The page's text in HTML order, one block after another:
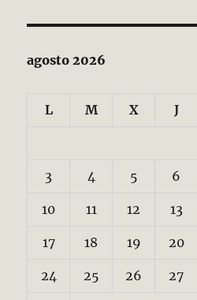
agosto 2026
L M X J
3 4 5 6
10 11 12 13
17 18 19 20
24 25 26 27